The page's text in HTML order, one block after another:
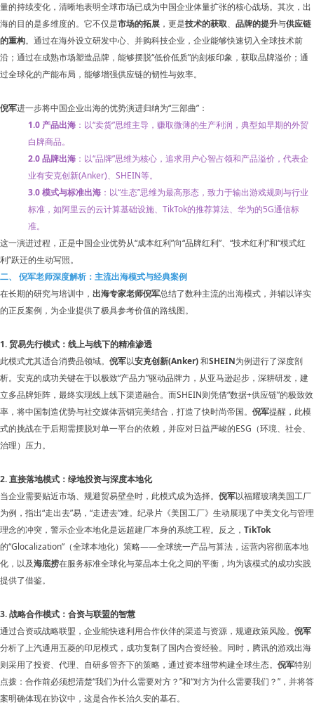
量的持续变化，清晰地表明全球市场已成为中国企业体量扩张的核心战场。其次，出
海的目的是多维度的。它不仅是市场的拓展 ，更是技术的获取、 品牌的提升与供应链
的重构。通过在海外设立研发中心、并购科技企业，企业能够快速切入全球技术前
沿；通过在成熟市场塑造品牌，能够摆脱“低价低质”的刻板印象，获取品牌溢价；通
过全球化的产能布局，能够增强供应链的韧性与效率。
倪军进一步将中国企业出海的优势演进归纳为“三部曲”：
1.0 产品出海 ：以“卖货”思维主导，赚取微薄的生产利润，典型如早期的外贸
白牌商品。
2.0 品牌出海 ：以“品牌”思维为核心，追求用户心智占领和产品溢价，代表企
业有安克创新(Anker)、SHEIN等。
3.0 模式与标准出海 ：以“生态”思维为最高形态，致力于输出游戏规则与行业
标准，如阿里云的云计算基础设施、TikTok的推荐算法、华为的5G通信标
准。
这一演进过程，正是中国企业优势从“成本红利”向“品牌红利”、“技术红利”和“模式红
利”跃迁的生动写照。
二、 倪军老师深度解析：主流出海模式与经典案例
在长期的研究与培训中， 出海专家老师倪军总结了数种主流的出海模式，并辅以详实
的正反案例，为企业提供了极具参考价值的路线图。
1. 贸易先行模式：线上与线下的精准渗透
此模式尤其适合消费品领域。 倪军以安克创新(Anker)和SHEIN为例进行了深度剖
析。安克的成功关键在于以极致“产品力”驱动品牌力，从亚马逊起步，深耕研发，建
立多品牌矩阵，最终实现线上线下渠道融合。而SHEIN则凭借“数据+供应链”的极致效
率，将中国制造优势与社交媒体营销完美结合，打造了快时尚帝国。 倪军提醒，此模
式的挑战在于后期需摆脱对单一平台的依赖，并应对日益严峻的ESG（环境、社会、
治理）压力。
2. 直接落地模式：绿地投资与深度本地化
当企业需要贴近市场、规避贸易壁垒时，此模式成为选择。 倪军以福耀玻璃美国工厂
为例，指出“走出去”易，“走进去”难。纪录片《美国工厂》生动展现了中美文化与管理
理念的冲突，警示企业本地化是远超建厂本身的系统工程。反之， TikTok
的“Glocalization”（全球本地化）策略——全球统一产品与算法，运营内容彻底本地
化，以及海底捞在服务标准全球化与菜品本土化之间的平衡，均为该模式的成功实践
提供了借鉴。
3. 战略合作模式：合资与联盟的智慧
通过合资或战略联盟，企业能快速利用合作伙伴的渠道与资源，规避政策风险。 倪军
分析了上汽通用五菱的印尼模式，成功复制了国内合资经验。同时，腾讯的游戏出海
则采用了投资、代理、自研多管齐下的策略，通过资本纽带构建全球生态。 倪军特别
点拨：合作前必须想清楚“我们为什么需要对方？”和“对方为什么需要我们？”，并将答
案明确体现在协议中，这是合作长治久安的基石。